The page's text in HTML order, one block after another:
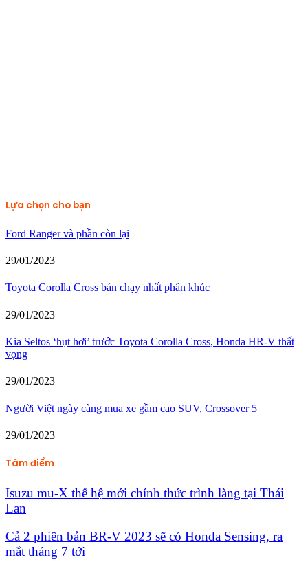
Lựa chọn cho bạn
Ford Ranger và phần còn lại
29/01/2023
Toyota Corolla Cross bán chạy nhất phân khúc
29/01/2023
Kia Seltos ‘hụt hơi’ trước Toyota Corolla Cross, Honda HR-V thất
vọng
29/01/2023
Người Việt ngày càng mua xe gầm cao SUV, Crossover 5
29/01/2023
Tâm điểm
Isuzu mu-X thế hệ mới chính thức trình làng tại Thái
Lan
Cả 2 phiên bản BR-V 2023 sẽ có Honda Sensing, ra
mắt tháng 7 tới